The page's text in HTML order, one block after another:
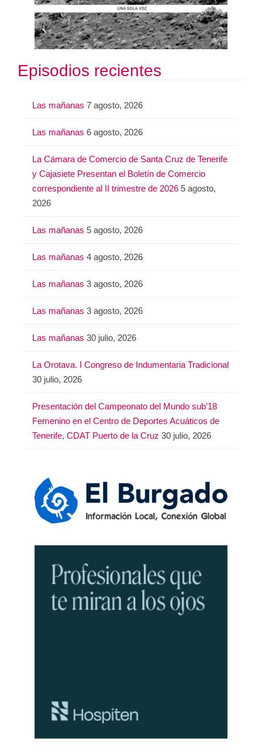
Episodios recientes
Las mañanas 7 agosto, 2026
Las mañanas 6 agosto, 2026
La Cámara de Comercio de Santa Cruz de Tenerife
y Cajasiete Presentan el Boletín de Comercio
correspondiente al II trimestre de 2026 5 agosto,
2026
Las mañanas 5 agosto, 2026
Las mañanas 4 agosto, 2026
Las mañanas 3 agosto, 2026
Las mañanas 3 agosto, 2026
Las mañanas 30 julio, 2026
La Orotava. I Congreso de Indumentaria Tradicional
30 julio, 2026
Presentación del Campeonato del Mundo sub’18
Femenino en el Centro de Deportes Acuáticos de
Tenerife, CDAT Puerto de la Cruz 30 julio, 2026